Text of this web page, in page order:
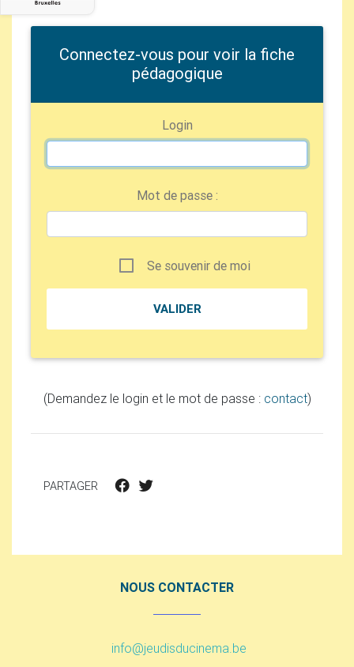
Connectez-vous pour voir la fiche
pédagogique
Login
Mot de passe :
Se souvenir de moi
(Demandez le login et le mot de passe : contact)
PARTAGER
NOUS CONTACTER
info@jeudisducinema.be